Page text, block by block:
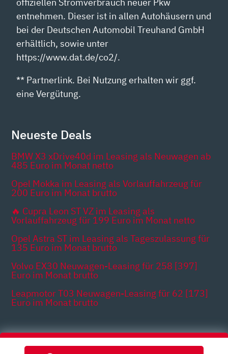
entnehmen. Dieser ist in allen Autohäusern und
bei der Deutschen Automobil Treuhand GmbH
erhältlich, sowie unter
https://www.dat.de/co2/.
** Partnerlink. Bei Nutzung erhalten wir ggf.
eine Vergütung.
Neueste Deals
BMW X3 xDrive40d im Leasing als Neuwagen ab
485 Euro im Monat netto
Opel Mokka im Leasing als Vorlauffahrzeug für
200 Euro im Monat brutto
🔥 Cupra Leon ST VZ im Leasing als
Vorlauffahrzeug für 199 Euro im Monat netto
Opel Astra ST im Leasing als Tageszulassung für
135 Euro im Monat brutto
Volvo EX30 Neuwagen-Leasing für 258 [397]
Euro im Monat brutto
Leapmotor T03 Neuwagen-Leasing für 62 [173]
Euro im Monat brutto